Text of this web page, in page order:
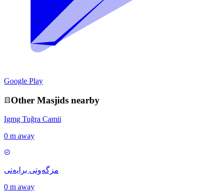
Google Play
Other Masjids nearby
Igmg Tuğra Camii
0 m away
مزگەوتی برایەتی
0 m away